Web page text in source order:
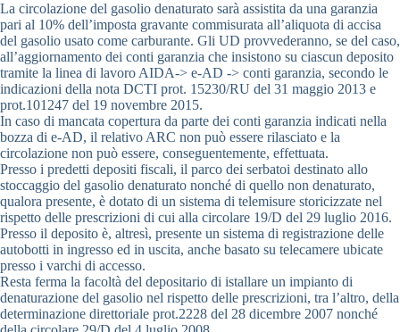
La circolazione del gasolio denaturato sarà assistita da una garanzia
pari al 10% dell’imposta gravante commisurata all’aliquota di accisa
del gasolio usato come carburante. Gli UD provvederanno, se del caso,
all’aggiornamento dei conti garanzia che insistono su ciascun deposito
tramite la linea di lavoro AIDA-> e-AD -> conti garanzia, secondo le
indicazioni della nota DCTI prot. 15230/RU del 31 maggio 2013 e
prot.101247 del 19 novembre 2015.
In caso di mancata copertura da parte dei conti garanzia indicati nella
bozza di e-AD, il relativo ARC non può essere rilasciato e la
circolazione non può essere, conseguentemente, effettuata.
Presso i predetti depositi fiscali, il parco dei serbatoi destinato allo
stoccaggio del gasolio denaturato nonché di quello non denaturato,
qualora presente, è dotato di un sistema di telemisure storicizzate nel
rispetto delle prescrizioni di cui alla circolare 19/D del 29 luglio 2016.
Presso il deposito è, altresì, presente un sistema di registrazione delle
autobotti in ingresso ed in uscita, anche basato su telecamere ubicate
presso i varchi di accesso.
Resta ferma la facoltà del depositario di istallare un impianto di
denaturazione del gasolio nel rispetto delle prescrizioni, tra l’altro, della
determinazione direttoriale prot.2228 del 28 dicembre 2007 nonché